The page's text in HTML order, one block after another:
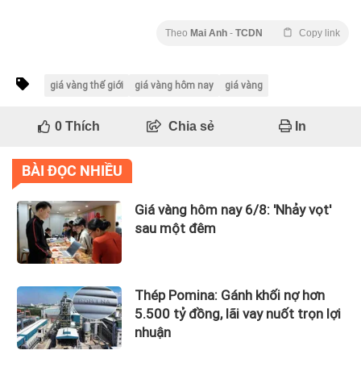
Theo Mai Anh - TCDN Copy link
giá vàng thế giới giá vàng hôm nay giá vàng
0Thích Chia sẻ In
BÀI ĐỌC NHIỀU
Giá vàng hôm nay 6/8: 'Nhảy vọt'
sau một đêm
Thép Pomina: Gánh khối nợ hơn
5.500 tỷ đồng, lãi vay nuốt trọn lợi
nhuận